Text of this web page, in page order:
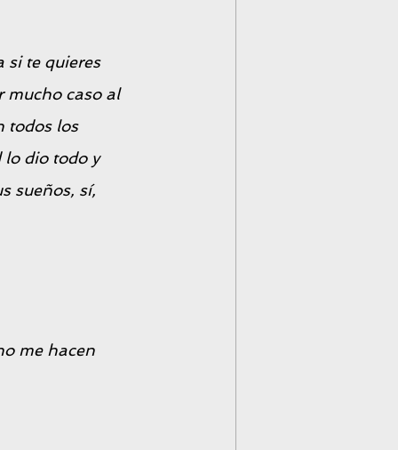
si te quieres
mucho caso al
todos los
lo dio todo y
sueños, sí,
me hacen